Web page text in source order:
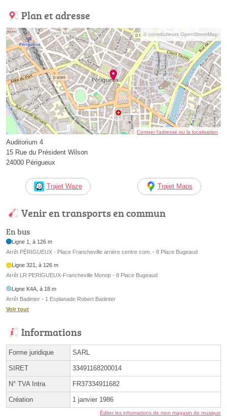
Plan et adresse
© contributeurs OpenStreetMap
Corriger l’adresse ou la localisation
Auditorium 4
15 Rue du Président Wilson
24000 Périgueux
Trajet Waze Trajet Maps
Venir en transports en commun
En bus
Ligne 1, à 126 m
Arrêt PÉRIGUEUX - Place Francheville arrière centre com. - 8 Place Bugeaud
Ligne 321, à 126 m
Arrêt LR PERIGUEUX-Francheville Monop - 8 Place Bugeaud
Ligne K4A, à 18 m
Arrêt Badinter - 1 Esplanade Robert Badinter
Voir tout
Informations
Forme juridique SARL
SIRET 33491168200014
N° TVA Intra. FR37334911682
Création 1 janvier 1986
Éditer les informations de mon magasin de musique